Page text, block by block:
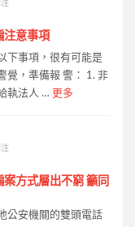
注意事項
下事項，很有可能是
覺，準備報 警： 1. 非
執法人 … 更多
案方式層出不窮 籲同
公安機關的雙頭電話